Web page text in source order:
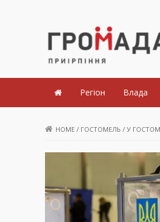
Громада
Регіон Влада
HOME / ГОСТОМЕЛЬ / У